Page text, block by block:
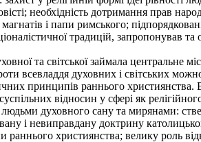
необхідність дотримання прав
і папи римського;
традицій, запропонував
та світської займала
всевладдя духовних і світських
принципів раннього християнства.
відносин у сфері як
духовного сану та мирянами:
і невиправдану доктрину
раннього християнства; велику роль